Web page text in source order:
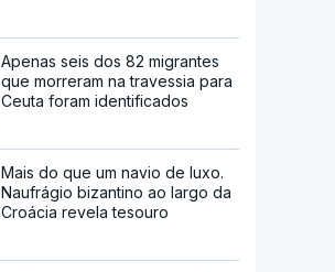
Apenas seis dos 82 migrantes
que morreram na travessia para
Ceuta foram identificados
Mais do que um navio de luxo.
Naufrágio bizantino ao largo da
Croácia revela tesouro